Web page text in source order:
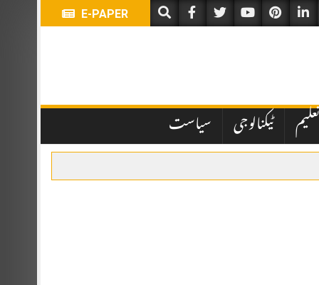
E-PAPER
تعلیم ٹیکنالوجی سیاست